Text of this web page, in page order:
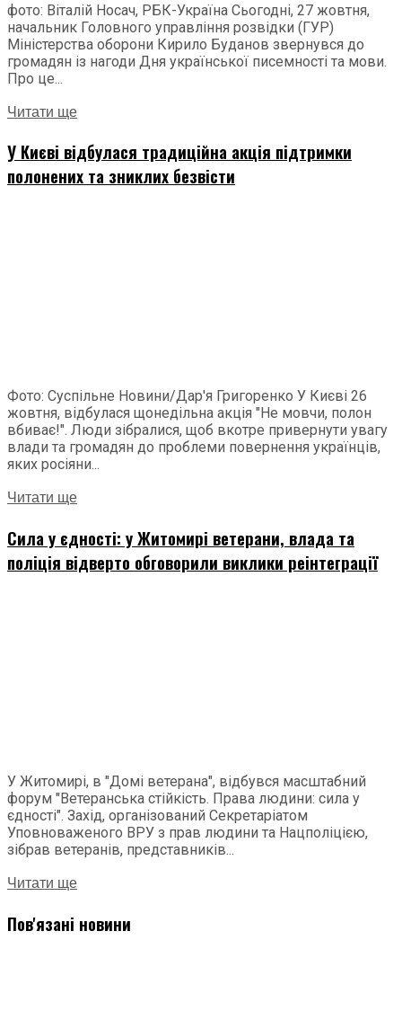
фото: Віталій Носач, РБК-Україна Сьогодні, 27 жовтня,
начальник Головного управління розвідки (ГУР)
Міністерства оборони Кирило Буданов звернувся до
громадян із нагоди Дня української писемності та мови.
Про це...
Читати ще
У Києві відбулася традиційна акція підтримки
полонених та зниклих безвісти
Фото: Суспільне Новини/Дар'я Григоренко У Києві 26
жовтня, відбулася щонедільна акція "Не мовчи, полон
вбиває!". Люди зібралися, щоб вкотре привернути увагу
влади та громадян до проблеми повернення українців,
яких росіяни...
Читати ще
Сила у єдності: у Житомирі ветерани, влада та
поліція відверто обговорили виклики реінтеграції
У Житомирі, в "Домі ветерана", відбувся масштабний
форум "Ветеранська стійкість. Права людини: сила у
єдності". Захід, організований Секретаріатом
Уповноваженого ВРУ з прав людини та Нацполіцією,
зібрав ветеранів, представників...
Читати ще
Пов'язані новини